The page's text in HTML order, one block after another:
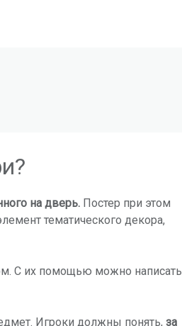
на дверь. Постер при этом
тематического декора,
С их помощью можно написать
Игроки должны понять, за